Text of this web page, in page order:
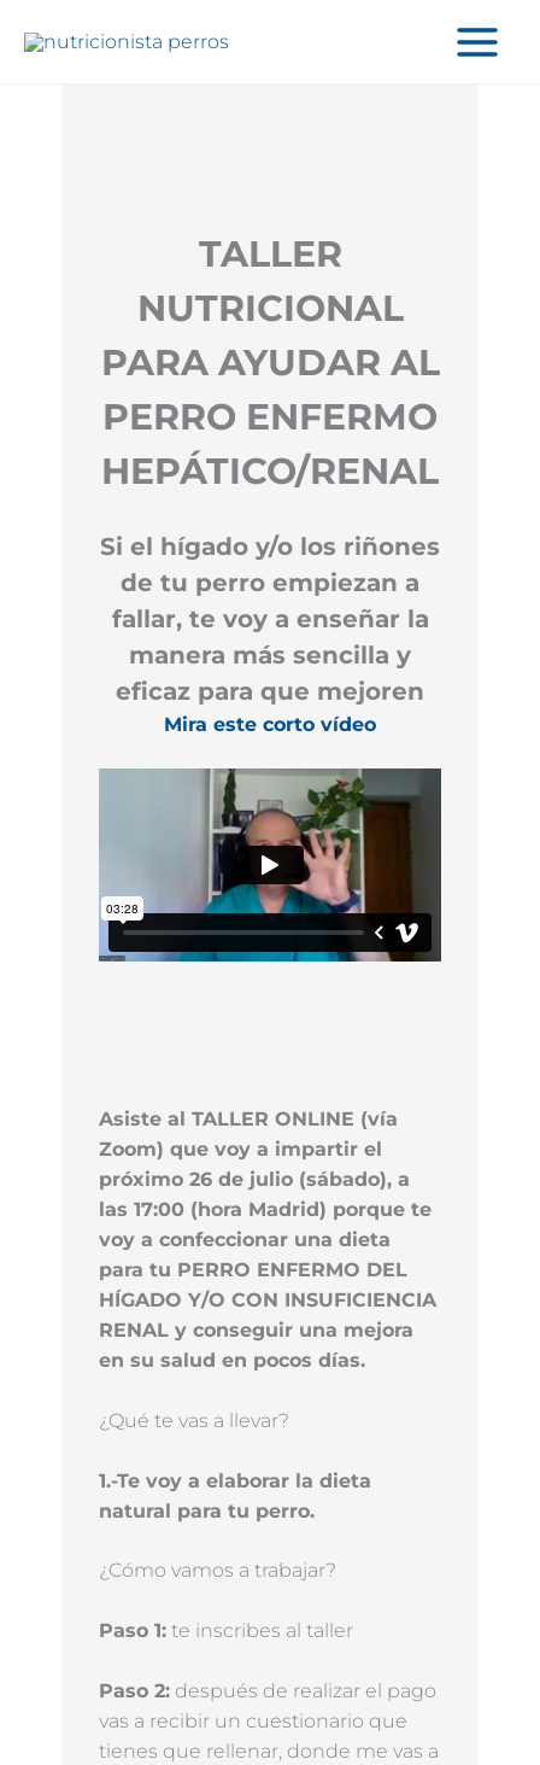
TALLER
NUTRICIONAL
PARA AYUDAR AL
PERRO ENFERMO
HEPÁTICO/RENAL
Si el hígado y/o los riñones
de tu perro empiezan a
fallar, te voy a enseñar la
manera más sencilla y
eficaz para que mejoren
Mira este corto vídeo
Asiste al TALLER ONLINE (vía
Zoom) que voy a impartir el
próximo 26 de julio (sábado), a
las 17:00 (hora Madrid) porque te
voy a confeccionar una dieta
para tu PERRO ENFERMO DEL
HÍGADO Y/O CON INSUFICIENCIA
RENAL y conseguir una mejora
en su salud en pocos días.
¿Qué te vas a llevar?
1.-Te voy a elaborar la dieta
natural para tu perro.
¿Cómo vamos a trabajar?
Paso 1: te inscribes al taller
Paso 2: después de realizar el pago
vas a recibir un cuestionario que
tienes que rellenar, donde me vas a